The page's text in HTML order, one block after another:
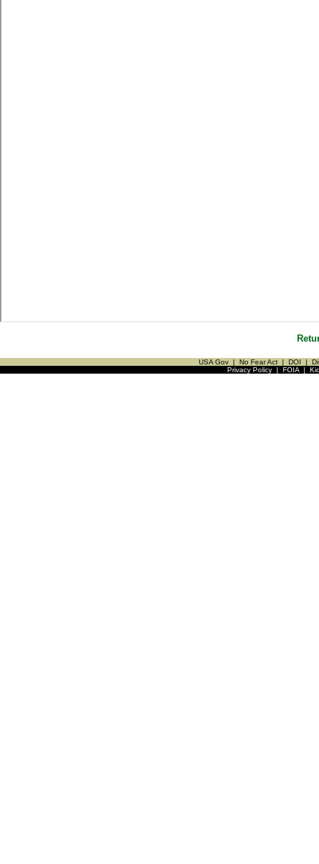
USA Gov | No Fear Act | DOI |
Privacy Policy| FOIA|